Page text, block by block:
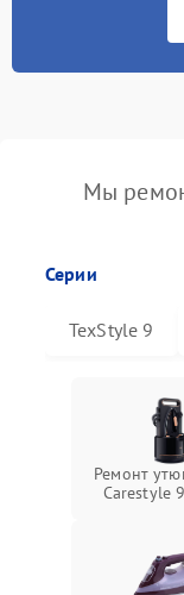
Мы
Серии
TexStyle 9
Ремонт
Carestyle